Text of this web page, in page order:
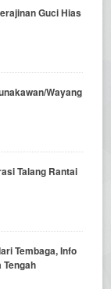
Guci Hias
Wayang
Talang Rantai
Tembaga, Info